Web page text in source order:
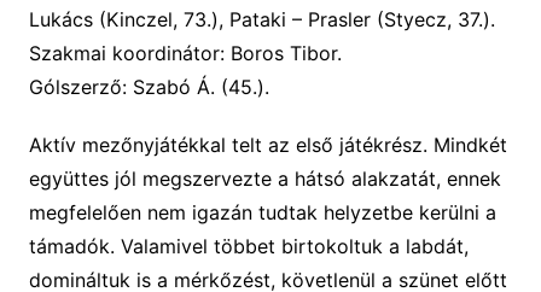
Lukács (Kinczel, 73.), Pataki – Prasler (Styecz, 37.).
Szakmai koordinátor: Boros Tibor.
Gólszerző: Szabó Á. (45.).
Aktív mezőnyjátékkal telt az első játékrész. Mindkét
együttes jól megszervezte a hátsó alakzatát, ennek
megfelelően nem igazán tudtak helyzetbe kerülni a
támadók. Valamivel többet birtokoltuk a labdát,
domináltuk is a mérkőzést, követlenül a szünet előtt